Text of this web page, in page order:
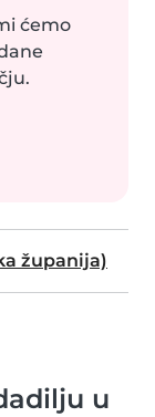
ćemo
županija)
u